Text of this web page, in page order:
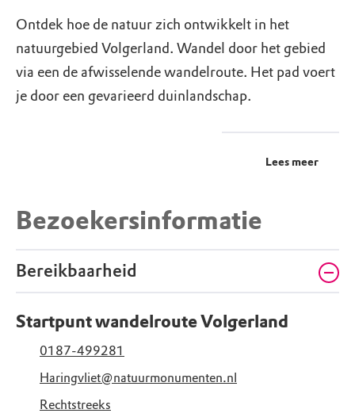
Ontdek hoe de natuur zich ontwikkelt in het
natuurgebied Volgerland. Wandel door het gebied
via een de afwisselende wandelroute. Het pad voert
je door een gevarieerd duinlandschap.
Lees meer
Bezoekersinformatie
Bereikbaarheid
Startpunt wandelroute Volgerland
0187-499281
Haringvliet@natuurmonumenten.nl
Rechtstreeks